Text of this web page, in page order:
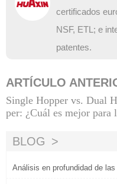
certificados
NSF, ETL; e
patentes.
ARTÍCULO
Single Hopper vs. Dual
per: ¿Cuál es mejor para
elados?
BLOG
Análisis en profundidad de